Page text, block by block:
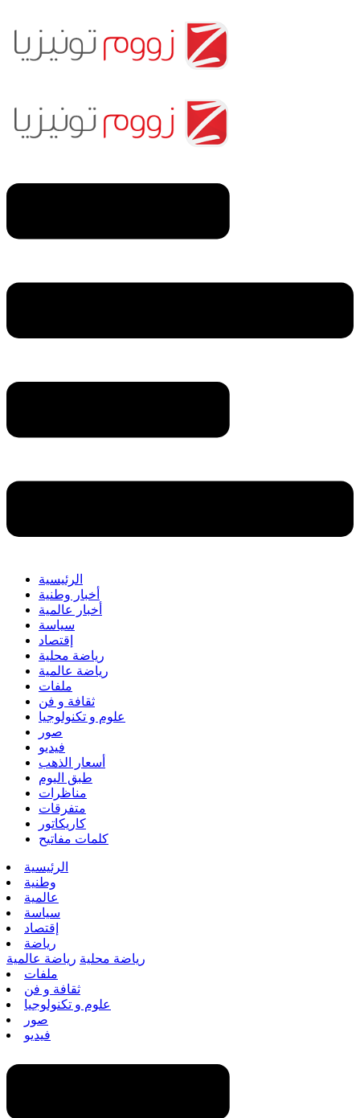
الرئيسية
أخبار وطنية
أخبار عالمية
سياسة
إقتصاد
رياضة محلية
رياضة عالمية
ملفات
ثقافة و فن
علوم و تكنولوجيا
صور
فيديو
أسعار الذهب
طبق اليوم
مناظرات
متفرقات
كاريكاتور
كلمات مفاتيح
الرئيسية
وطنية
عالمية
سياسة
إقتصاد
رياضة
رياضة محلية رياضة عالمية
ملفات
ثقافة و فن
علوم و تكنولوجيا
صور
فيديو